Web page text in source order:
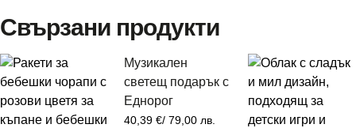
Свързани продукти
Музикален
светещ подарък с
Еднорог
40,39 €/ 79,00 лв.